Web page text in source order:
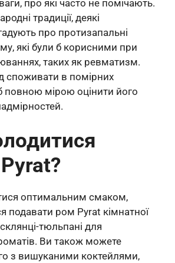
про які часто не помічають.
традиції, деякі
про протизапальні
які були б корисними при
таких як ревматизм.
споживати в помірних
повною мірою оцінити його
оптимальним смаком,
подавати ром Pyrat кімнатної
тюльпані для
Ви також можете
з вишуканими коктейлями,